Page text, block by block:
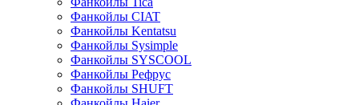
Фанкойлы CIAT
Фанкойлы Kentatsu
Фанкойлы Sysimple
Фанкойлы SYSCOOL
Фанкойлы Рефрус
Фанкойлы SHUFT